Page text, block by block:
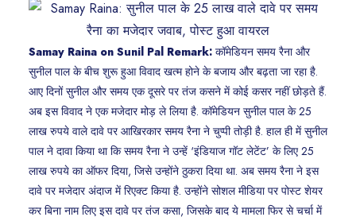
Samay Raina on Sunil Pal Remark: कॉमेडियन समय रैना और
सुनील पाल के बीच शुरू हुआ विवाद खत्म होने के बजाय और बढ़ता जा रहा है.
आए दिनों सुनील और समय एक दूसरे पर तंज कसने में कोई कसर नहीं छोड़ते हैं.
अब इस विवाद ने एक मजेदार मोड़ ले लिया है. कॉमेडियन सुनील पाल के 25
लाख रुपये वाले दावे पर आखिरकार समय रैना ने चुप्पी तोड़ी है. हाल ही में सुनील
पाल ने दावा किया था कि समय रैना ने उन्हें ‘इंडियाज गॉट लेटेंट’ के लिए 25
लाख रुपये का ऑफर दिया, जिसे उन्होंने ठुकरा दिया था. अब समय रैना ने इस
दावे पर मजेदार अंदाज में रिएक्ट किया है. उन्होंने सोशल मीडिया पर पोस्ट शेयर
कर बिना नाम लिए इस दावे पर तंज कसा, जिसके बाद ये मामला फिर से चर्चा में